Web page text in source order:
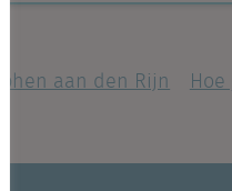
aan den Rijn